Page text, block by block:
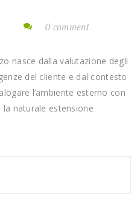
0 comment
nasce dalla valutazione degli
del cliente e dal contesto
l’ambiente esterno con
naturale estensione